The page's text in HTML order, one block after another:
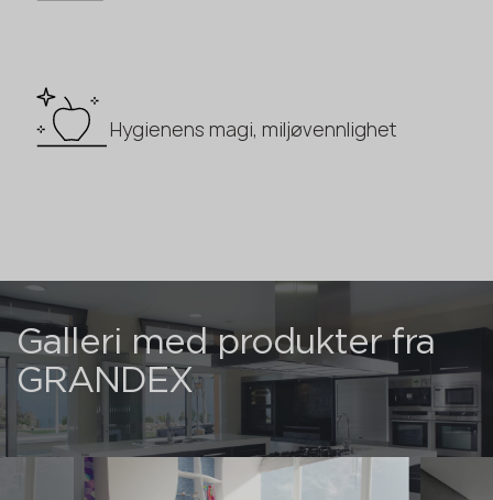
Hygienens magi, miljøvennlighet
Galleri med produkter fra
GRANDEX